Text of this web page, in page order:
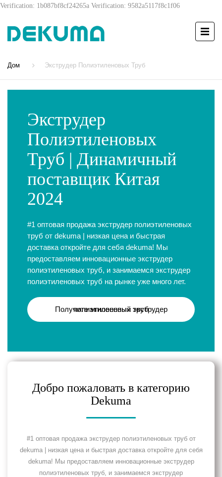
Verification: 1b087bf8cf24265a Verification: 9582a5117f8c1f06
Дом Экструдер Полиэтиленовых Труб
Экструдер
Полиэтиленовых
Труб | Динамичный
поставщик Китая
2024
#1 оптовая продажа экструдер полиэтиленовых
труб от dekuma | низкая цена и быстрая
доставка откройте для себя dekuma! Мы
предоставляем инновационные экструдер
полиэтиленовых труб, и занимаемся экструдер
полиэтиленовых труб на рынке уже много лет.
Получите мгновенный экструдер полиэтиленовых труб
Добро пожаловать в категорию
Dekuma
#1 оптовая продажа экструдер полиэтиленовых труб от
dekuma | низкая цена и быстрая доставка откройте для себя
dekuma! Мы предоставляем инновационные экструдер
полиэтиленовых труб, и занимаемся экструдер